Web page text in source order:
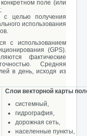
поле (или
с целью получения
использования
с использованием
(GPS).
фактические
Средняя
в день, исходя из
Слои векторной карты
системный,
гидрография,
дорожная сеть,
населенные пункты,